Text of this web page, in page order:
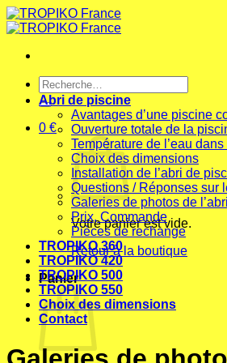
Passer
au
Recherche
pour :
0 €
Votre panier est vide.
Retour à la boutique
Panier
Abri de piscine
Avantages d’une piscine
Ouverture totale de la
Température de l’eau
Choix des dimensions
Installation de l’abri de
Questions / Réponses sur
Galeries de photos de
Prix, Commande
Pièces de rechange
TROPIKO 360
TROPIKO 420
TROPIKO 500
TROPIKO 550
Choix des dimensions
Contact